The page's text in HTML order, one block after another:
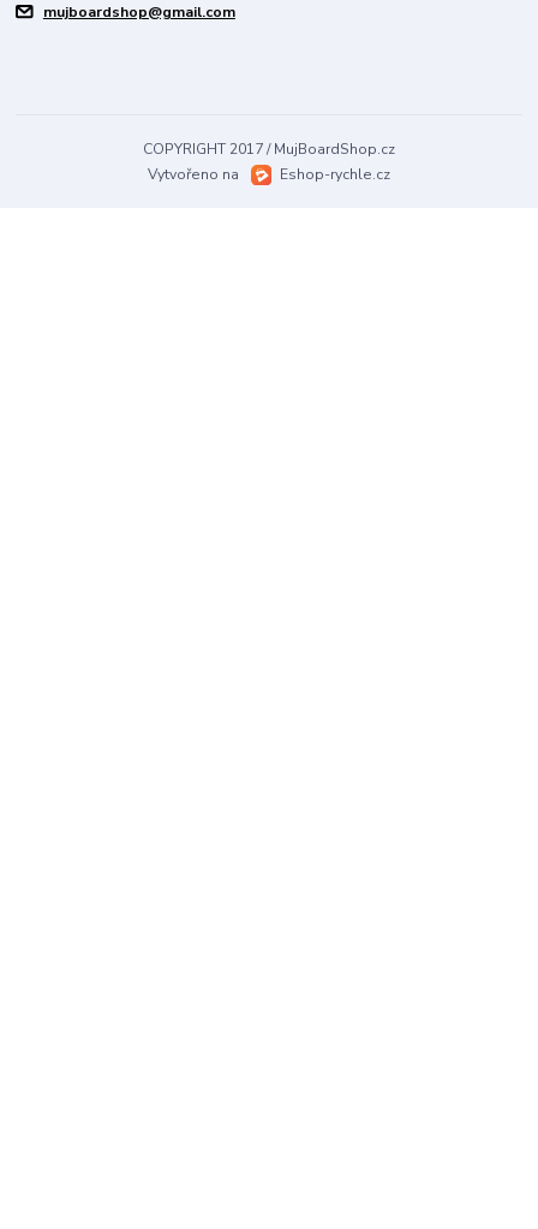
mujboardshop@gmail.com
COPYRIGHT 2017 / MujBoardShop.cz
Vytvořeno na
Eshop-rychle.cz